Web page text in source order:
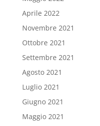
Aprile 2022
Novembre 2021
Ottobre 2021
Settembre 2021
Agosto 2021
Luglio 2021
Giugno 2021
Maggio 2021